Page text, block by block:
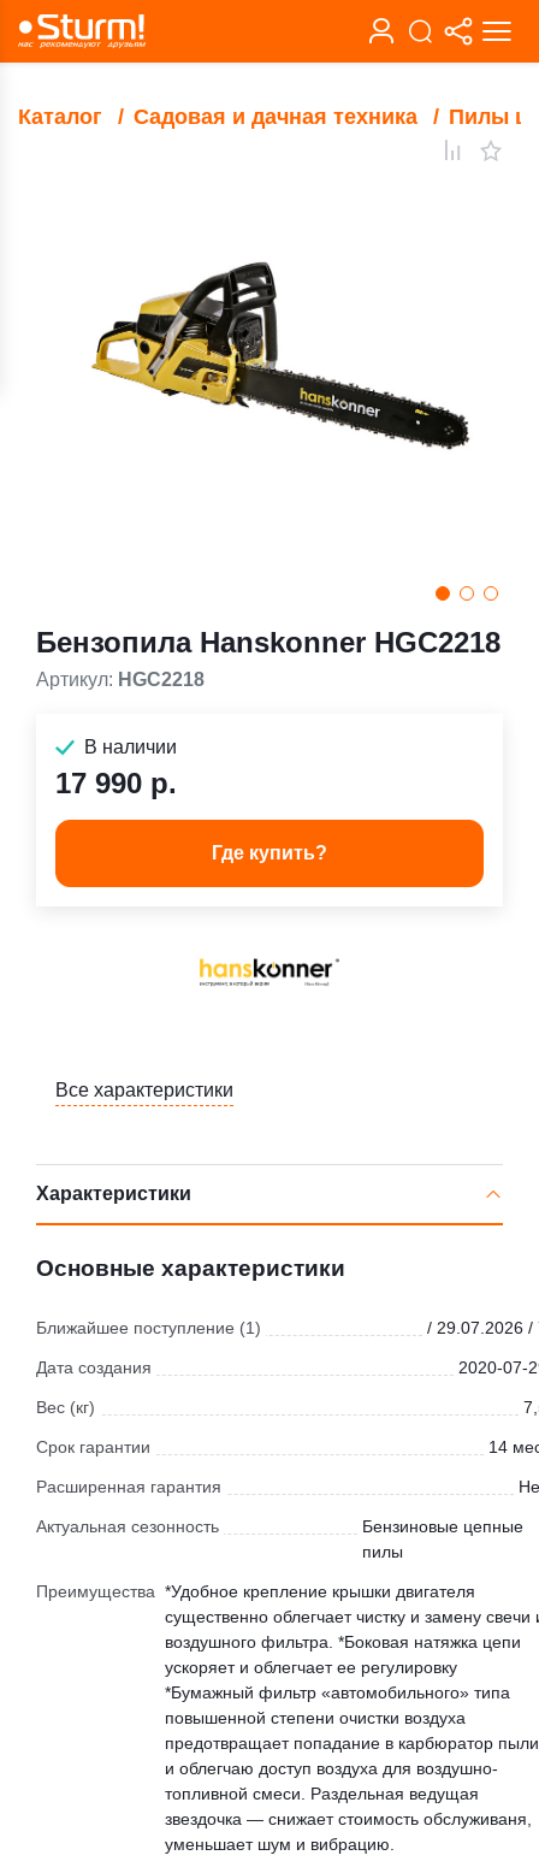
Каталог Садовая и дачная техника Пилы
Бензопила Hanskonner HGC2218
Артикул: HGC2218
В наличии
17 990 р.
Где купить?
Все характеристики
Характеристики
Основные характеристики
Ближайшее поступление (1) / 29.07.2026 /
Дата создания 2020-07-
Вес (кг)
Срок гарантии 14
Расширенная гарантия
Актуальная сезонность
Бензиновые цепные
пилы
Преимущества *Удобное крепление крышки двигателя
существенно облегчает чистку и замену свечи
воздушного фильтра. *Боковая натяжка цепи
ускоряет и облегчает ее регулировку
*Бумажный фильтр «автомобильного» типа
повышенной степени очистки воздуха
предотвращает попадание в карбюратор пыли
и облегчаю доступ воздуха для воздушно-
топливной смеси. Раздельная ведущая
звездочка — снижает стоимость обслуживаня,
уменьшает шум и вибрацию.